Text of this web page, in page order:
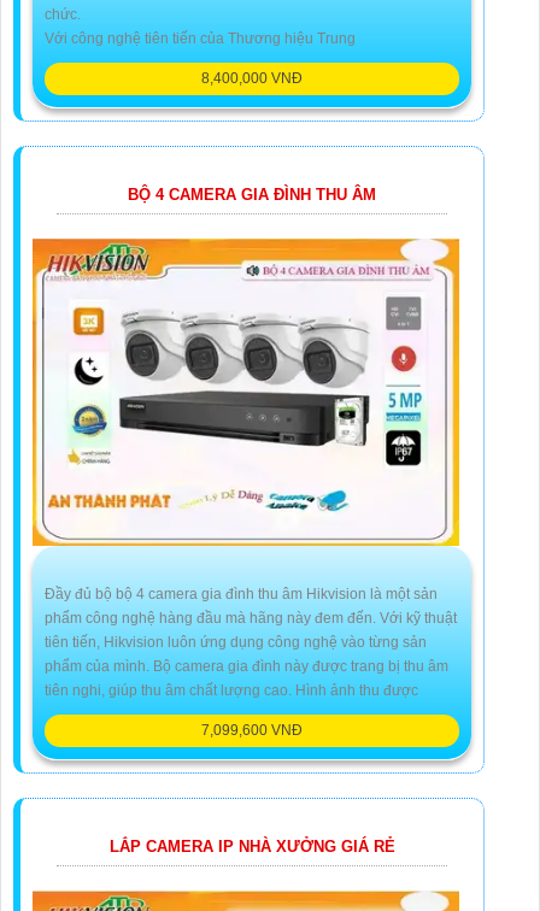
chức.
Với công nghệ tiên tiến của Thương hiệu Trung
8,400,000 VNĐ
BỘ 4 CAMERA GIA ĐÌNH THU ÂM
Đầy đủ bộ bộ 4 camera gia đình thu âm Hikvision là một sản
phẩm công nghệ hàng đầu mà hãng này đem đến. Với kỹ thuật
tiên tiến, Hikvision luôn ứng dụng công nghệ vào từng sản
phẩm của mình. Bộ camera gia đình này được trang bị thu âm
tiên nghi, giúp thu âm chất lượng cao. Hình ảnh thu được
7,099,600 VNĐ
LẮP CAMERA IP NHÀ XƯỞNG GIÁ RẺ